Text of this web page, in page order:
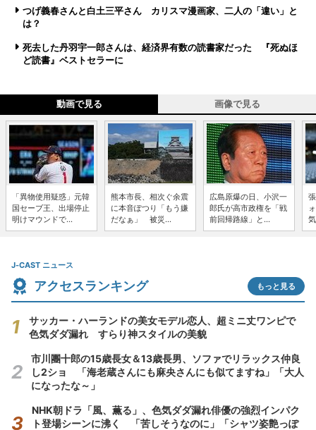
つげ義春さんと白土三平さん カリスマ漫画家、二人の「違い」と
は？
死去した丹羽宇一郎さんは、経済界有数の読書家だった 『死ぬほ
ど読書』ベストセラーに
動画で見る 画像で見る
「異物使用疑惑」元韓
国セーブ王、出場停止
明けマウンドで...
熊本市長、相次ぐ余震
に本音ぽつり「もう嫌
だなぁ」 被災...
広島原爆の日、小沢一
郎氏が高市政権を「戦
前回帰路線」と...
J-CAST ニュース
アクセスランキング もっと見る
サッカー・ハーランドの美女モデル恋人、超ミニ丈ワンピで
色気ダダ漏れ すらり神スタイルの美貌
市川團十郎の15歳長女＆13歳長男、ソファでリラックス仲良
し2ショ 「海老蔵さんにも麻央さんにも似てますね」「大人
になったな～」
NHK朝ドラ「風、薫る」、色気ダダ漏れ俳優の強烈インパク
ト登場シーンに沸く 「苦しそうなのに」「シャツ姿艶っぽ